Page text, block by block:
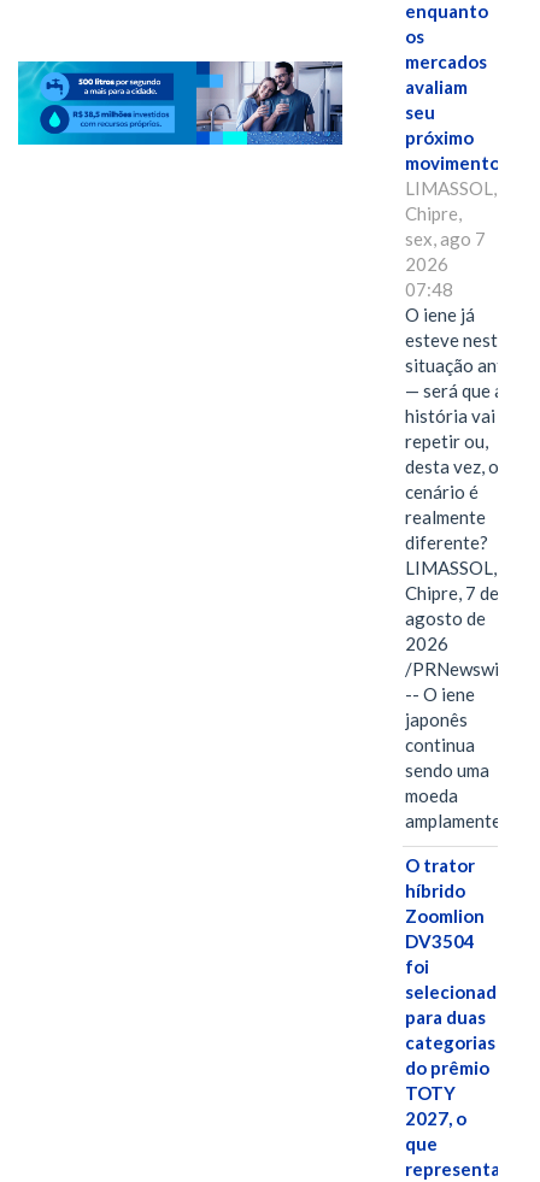
enquanto
os
mercados
avaliam
seu
próximo
movimento.
LIMASSOL,
Chipre,
sex, ago 7
2026
07:48
O iene já
esteve nesta
situação antes
— será que a
história vai se
repetir ou,
desta vez, o
cenário é
realmente
diferente?
LIMASSOL,
Chipre, 7 de
agosto de
2026
/PRNewswire/
-- O iene
japonês
continua
sendo uma
moeda
amplamente…
O trator
híbrido
Zoomlion
DV3504
foi
selecionado
para duas
categorias
do prêmio
TOTY
2027, o
que
representa